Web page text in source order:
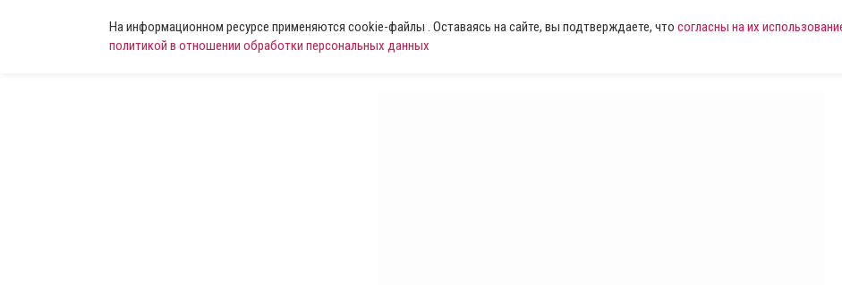
На информационном ресурсе применяются cookie-файлы . Оставаясь на сайте, вы подтверждаете, что согласны на их
политикой в отношении обработки персональных данных